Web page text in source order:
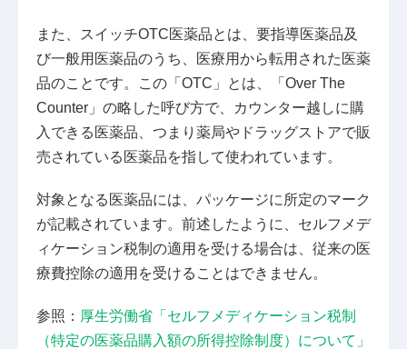
また、スイッチOTC医薬品とは、要指導医薬品及
び一般用医薬品のうち、医療用から転用された医薬
品のことです。この「OTC」とは、「Over The
Counter」の略した呼び方で、カウンター越しに購
入できる医薬品、つまり薬局やドラッグストアで販
売されている医薬品を指して使われています。
対象となる医薬品には、パッケージに所定のマーク
が記載されています。前述したように、セルフメデ
ィケーション税制の適用を受ける場合は、従来の医
療費控除の適用を受けることはできません。
参照： 厚生労働省「セルフメディケーション税制
（特定の医薬品購入額の所得控除制度）について」